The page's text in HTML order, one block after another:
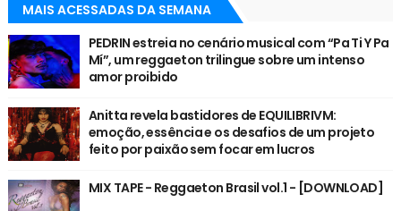
MAIS ACESSADAS DA SEMANA
PEDRIN estreia no cenário musical com “Pa Ti Y Pa
Mí”, um reggaeton trilingue sobre um intenso
amor proibido
Anitta revela bastidores de EQUILIBRIVM:
emoção, essência e os desafios de um projeto
feito por paixão sem focar em lucros
MIX TAPE - Reggaeton Brasil vol.1 - [DOWNLOAD]